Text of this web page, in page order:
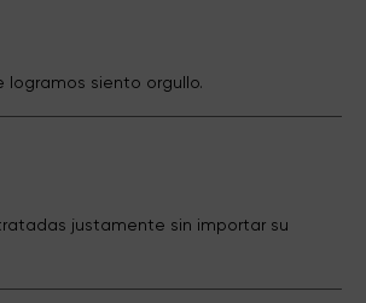
logramos siento orgullo.
justamente sin importar su